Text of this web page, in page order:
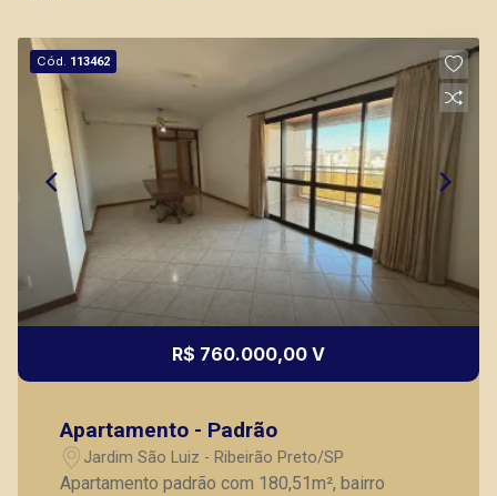
Cód. 113462
R$ 760.000,00 V
Apartamento - Padrão
Jardim São Luiz - Ribeirão Preto/SP
Apartamento padrão com 180,51m², bairro